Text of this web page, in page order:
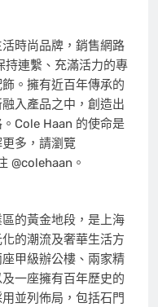
時尚品牌，銷售網路
持連繫、充滿活力的專
。擁有近百年傳承的
入產品之中，創造出
Cole Haan 的使命是
多，請瀏覽
@colehaan。
的黃金地段，是上海
的潮流及奢華生活方
甲級辦公樓、兩家精
一座擁有百年歷史的
並列佈局，包括石門